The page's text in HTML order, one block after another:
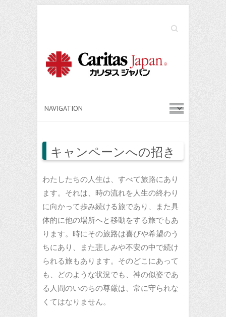
Search
キャンペーンへの招き
わたしたちの人生は、すべて旅路にあり
ます。それは、時の流れを人生の終わり
に向かって歩み続ける旅であり、また具
体的に他の場所へと移動をする旅でもあ
ります。時にその旅路は喜びや希望のう
ちにあり、また悲しみや不安の中で続け
られる旅もあります。そのどこにあって
も、どのような状況でも、神の似姿であ
る人間のいのちの尊厳は、常に守られな
くてはなりません。